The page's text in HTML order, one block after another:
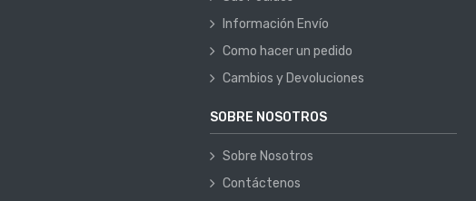
Información Envío
Como hacer un pedido
Cambios y Devoluciones
SOBRE NOSOTROS
Sobre Nosotros
Contáctenos